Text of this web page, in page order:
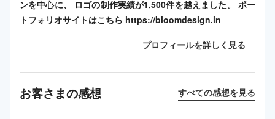
ンを中心に、 ロゴの制作実績が1,500件を越えました。 ポー
トフォリオサイトはこちら https://bloomdesign.in
プロフィールを詳しく見る
お客さまの感想 すべての感想を見る